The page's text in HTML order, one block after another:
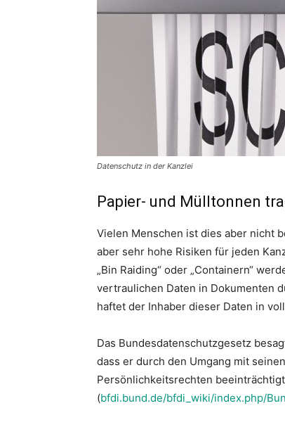
Datenschutz in der Kanzlei
Papier- und Mülltonnen
Vielen Menschen ist dies aber nicht
aber sehr hohe Risiken für jeden
„Bin Raiding“ oder „Containern“
vertraulichen Daten in Dokumenten
haftet der Inhaber dieser Daten in
Das Bundesdatenschutzgesetz
dass er durch den Umgang mit
Persönlichkeitsrechten
(bfdi.bund.de/bfdi_wiki/index.php/